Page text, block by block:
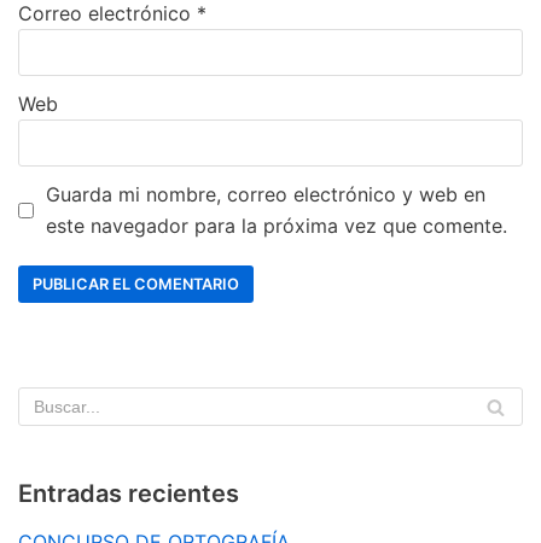
Correo electrónico *
Web
Guarda mi nombre, correo electrónico y web en
este navegador para la próxima vez que comente.
Entradas recientes